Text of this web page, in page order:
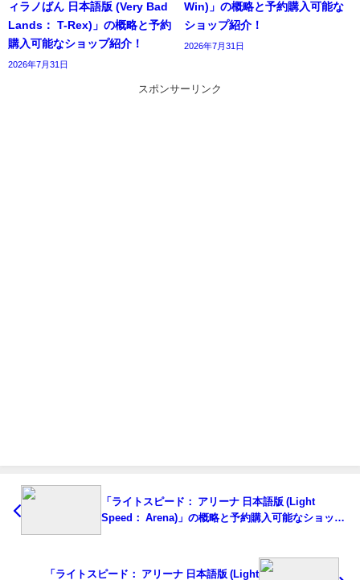
ィラノばん 日本語版 (Very Bad
Lands： T-Rex)」の概略と予約
購入可能なショップ紹介！
2026年7月31日
Win)」の概略と予約購入可能な
ショップ紹介！
2026年7月31日
スポンサーリンク
「ライトスピード： アリーナ 日本語版 (Light
Speed： Arena)」の概略と予約購入可能なショップ
「ライトスピード： アリーナ 日本語版 (Light